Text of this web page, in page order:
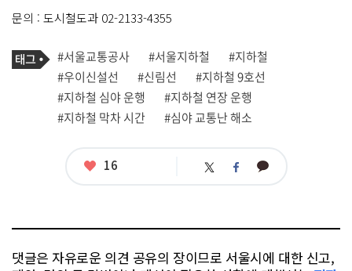
문의 : 도시철도과 02-2133-4355
기
사
관
련
태
그
태
그
#서울교통공사 #서울지하철
#지하철
#우이신설선
#신림선
#지하철 9호선
#지하철 심야 운행
#지하철 연장 운행
#지하철 막차 시간
#심야 교통난 해소
좋
16 트 페 카
댓글은 자유로운 의견 공유의 장이므로 서울시에 대한 신고,